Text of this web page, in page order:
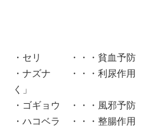
・セリ ・・・貧血予
・ナズナ ・・・利尿作
く」
・ゴギョウ ・・・風邪
・ハコベラ ・・・整腸